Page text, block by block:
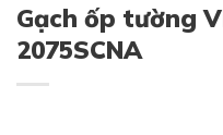
Gạch ốp tường
2075SCNA